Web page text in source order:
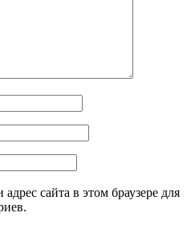
сайта в этом браузере для